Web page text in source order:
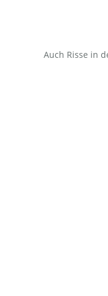
Auch Risse in